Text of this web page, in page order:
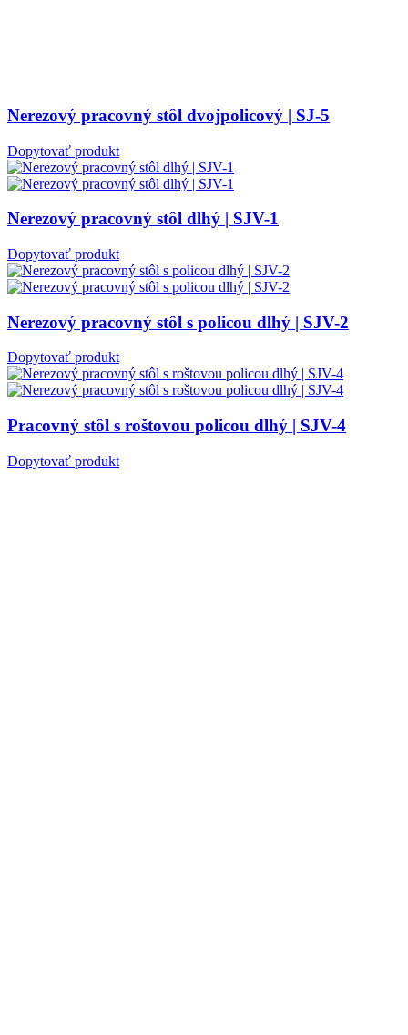
Nerezový pracovný stôl dvojpolicový | SJ-5
Dopytovať produkt
Nerezový pracovný stôl dlhý | SJV-1
Dopytovať produkt
Nerezový pracovný stôl s policou dlhý | SJV-2
Dopytovať produkt
Pracovný stôl s roštovou policou dlhý | SJV-4
Dopytovať produkt